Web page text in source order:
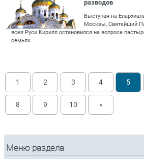
разводов
Выступая на
Москвы, Святейший
всея Руси Кирилл остановился на вопросе
семьях.
1 2 3 4 5
8 9 10 »
Меню раздела